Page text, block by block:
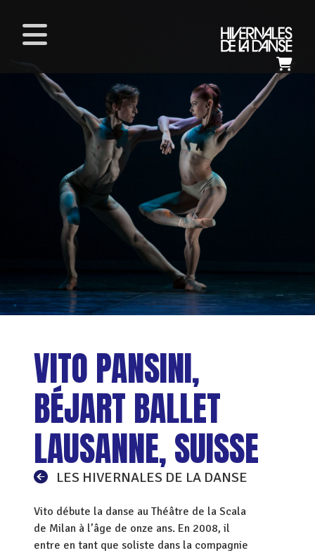
VITO PANSINI,
BÉJART BALLET
LAUSANNE, SUISSE
LES HIVERNALES DE LA DANSE
Vito débute la danse au Théâtre de la Scala
de Milan à l’âge de onze ans. En 2008, il
entre en tant que soliste dans la compagnie